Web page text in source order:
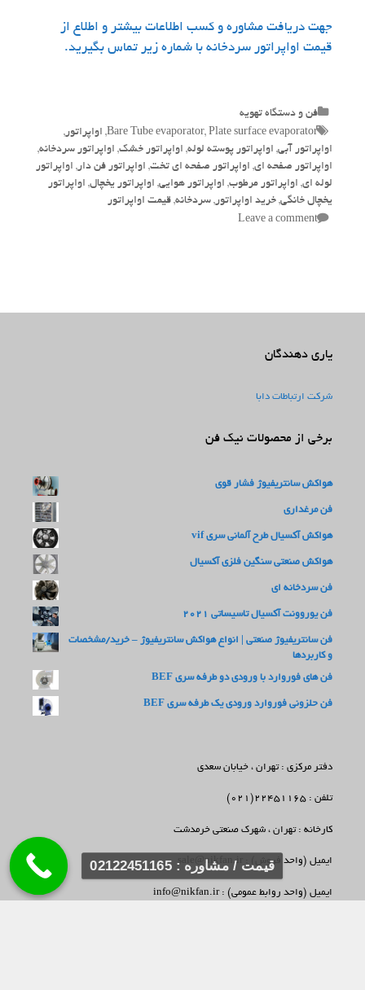
جهت دریافت مشاوره و کسب اطلاعات بیشتر و اطلاع از
قیمت اواپراتور سردخانه با شماره زیر تماس بگیرید.
Categories
فن و دستگاه تهویه
Tags
Bare Tube evaporator, Plate surface evaporator
, اواپراتور ,
اواپراتور آبی, اواپراتور پوسته لوله, اواپراتور خشک, اواپراتور سردخانه,
اواپراتور صفحه ای, اواپراتور صفحه ای تخت, اواپراتور فن دار , اواپراتور
لوله ای, اواپراتور مرطوب, اواپراتور هوایی, اواپراتور یخچال, اواپراتور
یخچال خانگی, خرید اواپراتور , سردخانه, قیمت اواپراتور
Leave a comment
یاری دهندگان
شرکت ارتباطات دابا
برخی از محصولات نیک فن
هواکش سانتریفیوژ فشار قوی
فن مرغداری
هواکش آکسیال طرح آلمانی سری vif
هواکش صنعتی سنگین فلزی آکسیال
فن سردخانه ای
فن یوروونت آکسیال تاسیساتی 2021
فن سانتریفیوژ صنعتی | انواع هواکش سانتریفیوژ – خرید/مشخصات
و کاربردها
فن های فوروارد با ورودی دو طرفه سری BEF
فن حلزونی فوروارد ورودی یک طرفه سری BEF
دفتر مرکزی : تهران ، خیابان سعدی
تلفن : 22451165(021)
کارخانه : تهران ، شهرک صنعتی خرمدشت
ایمیل (واحد فروش) : sale@nikfan.ir
ایمیل (واحد روابط عمومی) : info@nikfan.ir
قیمت / مشاوره : 02122451165